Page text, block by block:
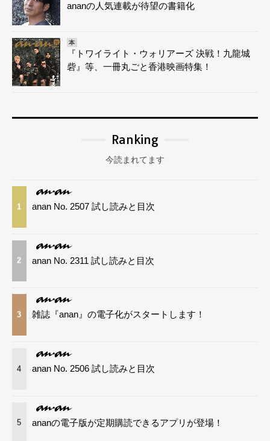
ananの人気連載が待望の書籍化
本
『トワイライト・ウォリアーズ 決戦！九龍城
砦』等、一冊丸ごと香港映画特集！
Ranking
今読まれてます
1 anan No. 2507 試し読みと目次
2 anan No. 2311 試し読みと目次
3 雑誌『anan』の電子化がスタートします！
4 anan No. 2506 試し読みと目次
5 ananの電子版が定期購読できるアプリが登場！